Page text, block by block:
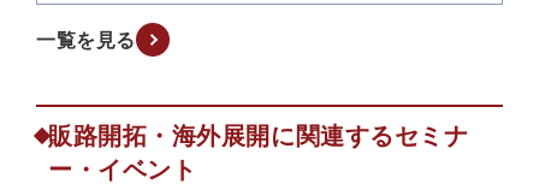
一覧を見る
販路開拓・海外展開に関連するセミナ
ー・イベント